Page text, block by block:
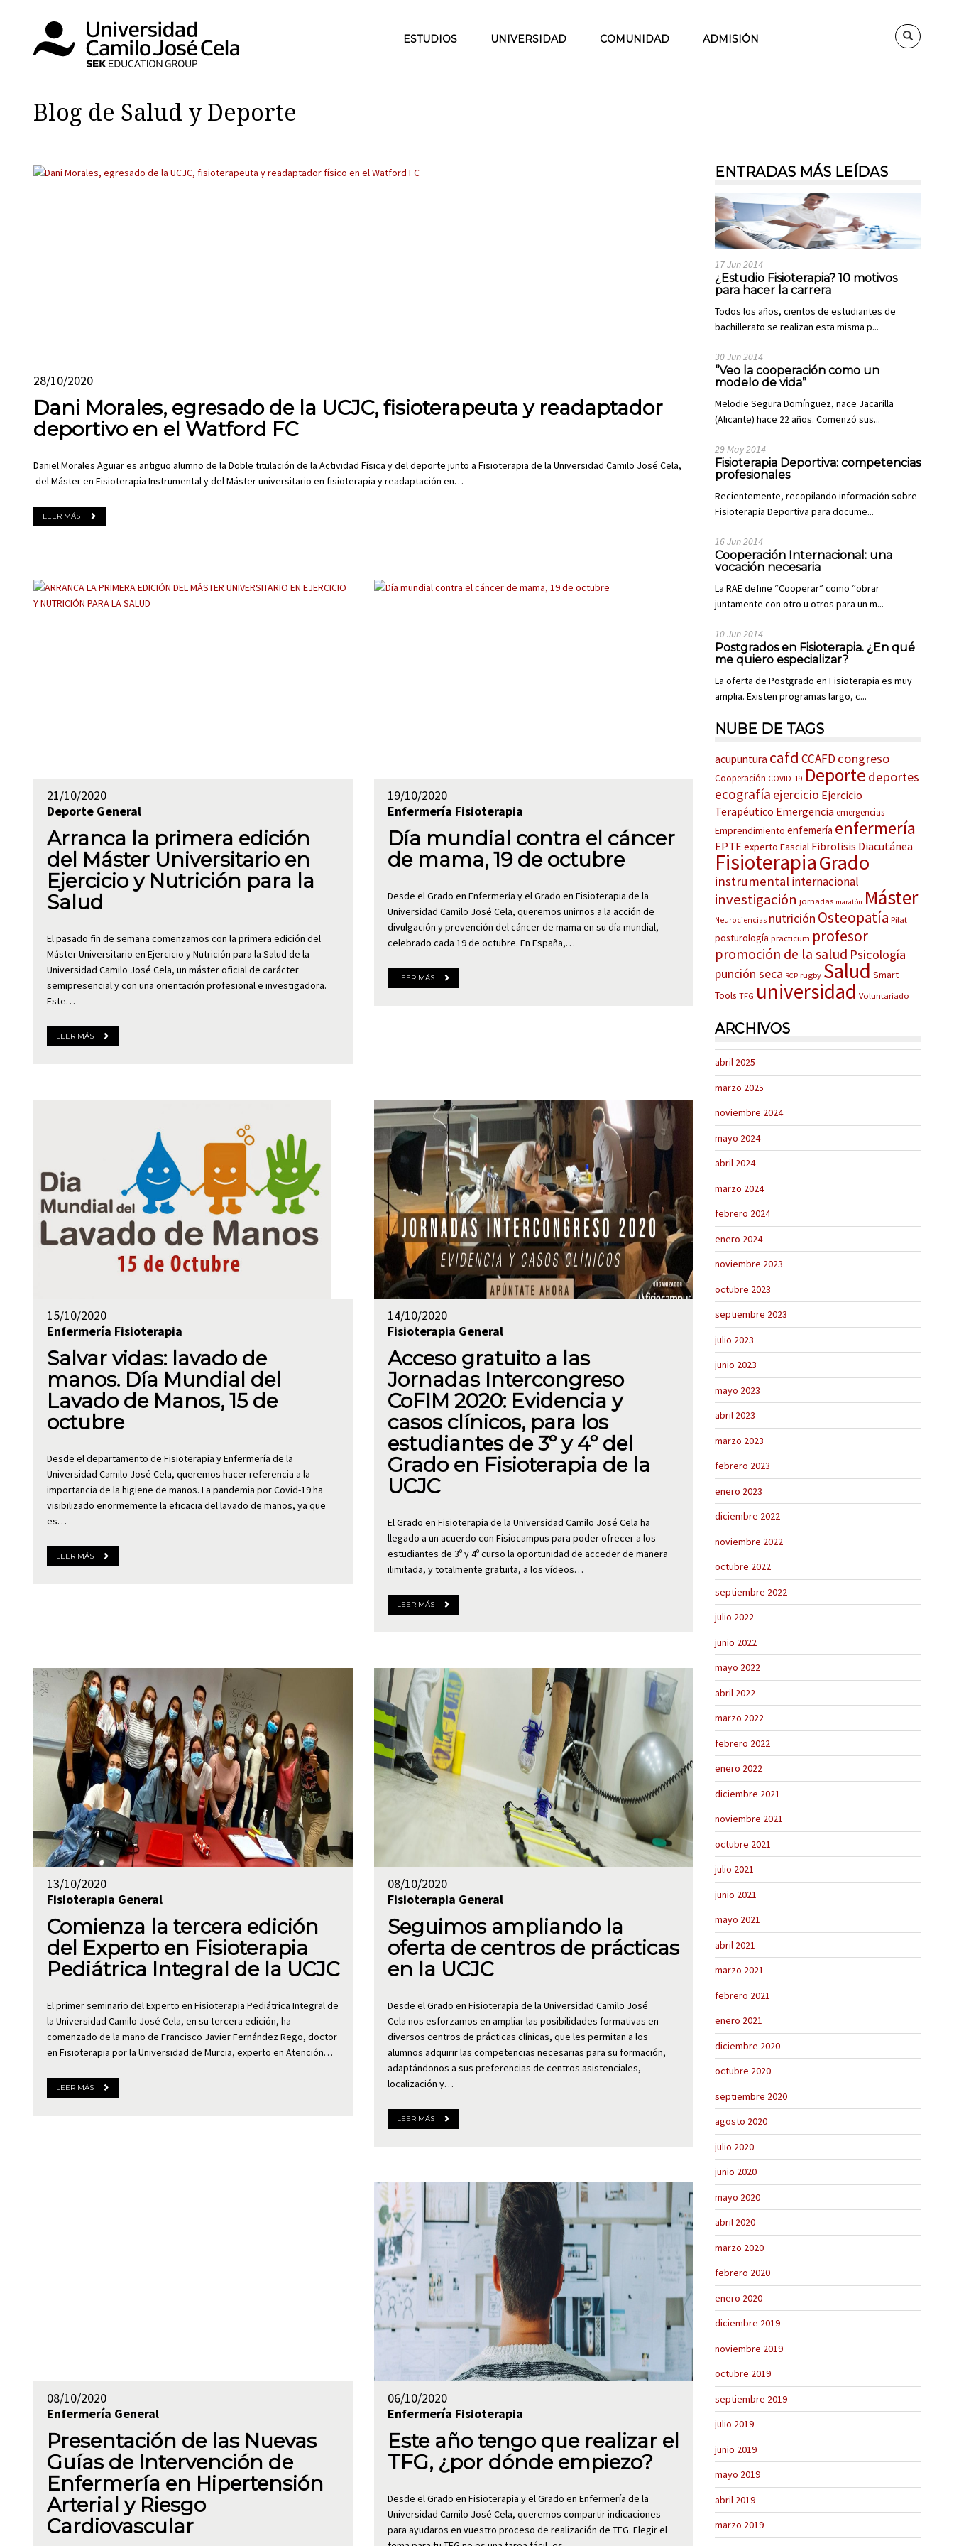
ESTUDIOS UNIVERSIDAD COMUNIDAD ADMISIÓN
Blog de Salud y Deporte
28/10/2020
Dani Morales, egresado de la UCJC, fisioterapeuta y readaptador
deportivo en el Watford FC
Daniel Morales Aguiar es antiguo alumno de la Doble titulación de la Actividad Física y del deporte junto a Fisioterapia de la Universidad Camilo José Cela,
del Máster en Fisioterapia Instrumental y del Máster universitario en fisioterapia y readaptación en…
LEER MÁS
21/10/2020
Deporte General
Arranca la primera edición
del Máster Universitario en
Ejercicio y Nutrición para la
Salud
El pasado fin de semana comenzamos con la primera edición del
Máster Universitario en Ejercicio y Nutrición para la Salud de la
Universidad Camilo José Cela, un máster oficial de carácter
semipresencial y con una orientación profesional e investigadora.
Este…
LEER MÁS
19/10/2020
Enfermería Fisioterapia
Día mundial contra el cáncer
de mama, 19 de octubre
Desde el Grado en Enfermería y el Grado en Fisioterapia de la
Universidad Camilo José Cela, queremos unirnos a la acción de
divulgación y prevención del cáncer de mama en su día mundial,
celebrado cada 19 de octubre. En España,…
LEER MÁS
15/10/2020
Enfermería Fisioterapia
Salvar vidas: lavado de
manos. Día Mundial del
Lavado de Manos, 15 de
octubre
Desde el departamento de Fisioterapia y Enfermería de la
Universidad Camilo José Cela, queremos hacer referencia a la
importancia de la higiene de manos. La pandemia por Covid-19 ha
visibilizado enormemente la eficacia del lavado de manos, ya que
es…
LEER MÁS
14/10/2020
Fisioterapia General
Acceso gratuito a las
Jornadas Intercongreso
CoFIM 2020: Evidencia y
casos clínicos, para los
estudiantes de 3º y 4º del
Grado en Fisioterapia de la
UCJC
El Grado en Fisioterapia de la Universidad Camilo José Cela ha
llegado a un acuerdo con Fisiocampus para poder ofrecer a los
estudiantes de 3º y 4º curso la oportunidad de acceder de manera
ilimitada, y totalmente gratuita, a los vídeos…
LEER MÁS
13/10/2020
Fisioterapia General
Comienza la tercera edición
del Experto en Fisioterapia
Pediátrica Integral de la UCJC
El primer seminario del Experto en Fisioterapia Pediátrica Integral de
la Universidad Camilo José Cela, en su tercera edición, ha
comenzado de la mano de Francisco Javier Fernández Rego, doctor
en Fisioterapia por la Universidad de Murcia, experto en Atención…
LEER MÁS
08/10/2020
Fisioterapia General
Seguimos ampliando la
oferta de centros de prácticas
en la UCJC
Desde el Grado en Fisioterapia de la Universidad Camilo José
Cela nos esforzamos en ampliar las posibilidades formativas en
diversos centros de prácticas clínicas, que les permitan a los
alumnos adquirir las competencias necesarias para su formación,
adaptándonos a sus preferencias de centros asistenciales,
localización y…
LEER MÁS
08/10/2020
Enfermería General
Presentación de las Nuevas
Guías de Intervención de
Enfermería en Hipertensión
Arterial y Riesgo
Cardiovascular
06/10/2020
Enfermería Fisioterapia
Este año tengo que realizar el
TFG, ¿por dónde empiezo?
Desde el Grado en Fisioterapia y el Grado en Enfermería de la
Universidad Camilo José Cela, queremos compartir indicaciones
para ayudaros en vuestro proceso de realización de TFG. Elegir el
ENTRADAS MÁS LEÍDAS
17 Jun 2014
¿Estudio Fisioterapia? 10 motivos
para hacer la carrera
Todos los años, cientos de estudiantes de
bachillerato se realizan esta misma p...
30 Jun 2014
“Veo la cooperación como un
modelo de vida”
Melodie Segura Domínguez, nace Jacarilla
(Alicante) hace 22 años. Comenzó sus...
29 May 2014
Fisioterapia Deportiva: competencias
profesionales
Recientemente, recopilando información sobre
Fisioterapia Deportiva para docume...
16 Jun 2014
Cooperación Internacional: una
vocación necesaria
La RAE define “Cooperar” como “obrar
juntamente con otro u otros para un m...
10 Jun 2014
Postgrados en Fisioterapia. ¿En qué
me quiero especializar?
La oferta de Postgrado en Fisioterapia es muy
amplia. Existen programas largo, c...
NUBE DE TAGS
acupuntura cafd CCAFDcongreso
Cooperación COVID-19 Deporte deportes
ecografía ejercicio Ejercicio
Terapéutico Emergenciaemergencias
Emprendimiento enfemería enfermería
EPTE experto Fascial Fibrolisis Diacutánea
FisioterapiaGrado
instrumentalinternacional
investigación jornadas maratón Máster
Neurociencias nutrición Osteopatía Pilat
posturología practicum profesor
promoción de la salud Psicología
punción seca RCP rugby Salud Smart
Tools TFG universidad Voluntariado
ARCHIVOS
abril 2025
marzo 2025
noviembre 2024
mayo 2024
abril 2024
marzo 2024
febrero 2024
enero 2024
noviembre 2023
octubre 2023
septiembre 2023
julio 2023
junio 2023
mayo 2023
abril 2023
marzo 2023
febrero 2023
enero 2023
diciembre 2022
noviembre 2022
octubre 2022
septiembre 2022
julio 2022
junio 2022
mayo 2022
abril 2022
marzo 2022
febrero 2022
enero 2022
diciembre 2021
noviembre 2021
octubre 2021
julio 2021
junio 2021
mayo 2021
abril 2021
marzo 2021
febrero 2021
enero 2021
diciembre 2020
octubre 2020
septiembre 2020
agosto 2020
julio 2020
junio 2020
mayo 2020
abril 2020
marzo 2020
febrero 2020
enero 2020
diciembre 2019
noviembre 2019
octubre 2019
septiembre 2019
julio 2019
junio 2019
mayo 2019
abril 2019
marzo 2019